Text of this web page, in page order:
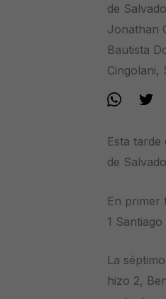
de
Jonathan
Bautista
Esta
de
En primer
1
La
hizo 2,